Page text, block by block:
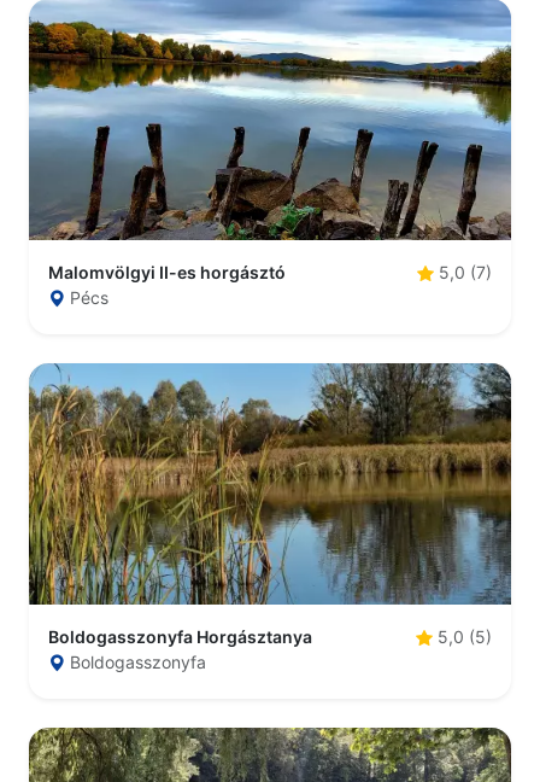
Malomvölgyi II-es horgásztó
5,0 (7)
Pécs
Boldogasszonyfa Horgásztanya
5,0 (5)
Boldogasszonyfa